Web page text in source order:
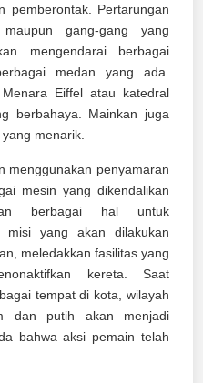
pemberontak. Pertarungan
gang-gang yang
mengendarai berbagai
medan yang ada.
Eiffel atau katedral
berbahaya. Mainkan juga
yang menarik.
menggunakan penyamaran
mesin yang dikendalikan
berbagai hal untuk
misi yang akan dilakukan
meledakkan fasilitas yang
kereta. Saat
tempat di kota, wilayah
dan putih akan menjadi
bahwa aksi pemain telah